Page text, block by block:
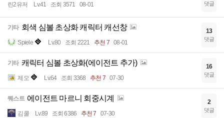
린2유저 Lv.41 조회 3571 08-01 댓글
기타 회색 심볼 초상화 캐릭터 캐선창
Spiele Lv.80 조회 2221 추천 7 08-01
13
댓글
기타 캐릭터 심볼 초상화(에이전트 추가)
제오 Lv.64 조회 3368 추천 7 07-30
16
댓글
퀘스트 에이전트 마르니 회중시계
김쿨 Lv.89 조회 6386 추천 7 07-30
2
댓글